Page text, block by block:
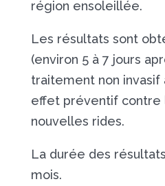
région ensoleillée.
Les résultats sont
(environ 5 à 7 jours
traitement non invasif
effet préventif contre
nouvelles rides.
La durée des
mois.